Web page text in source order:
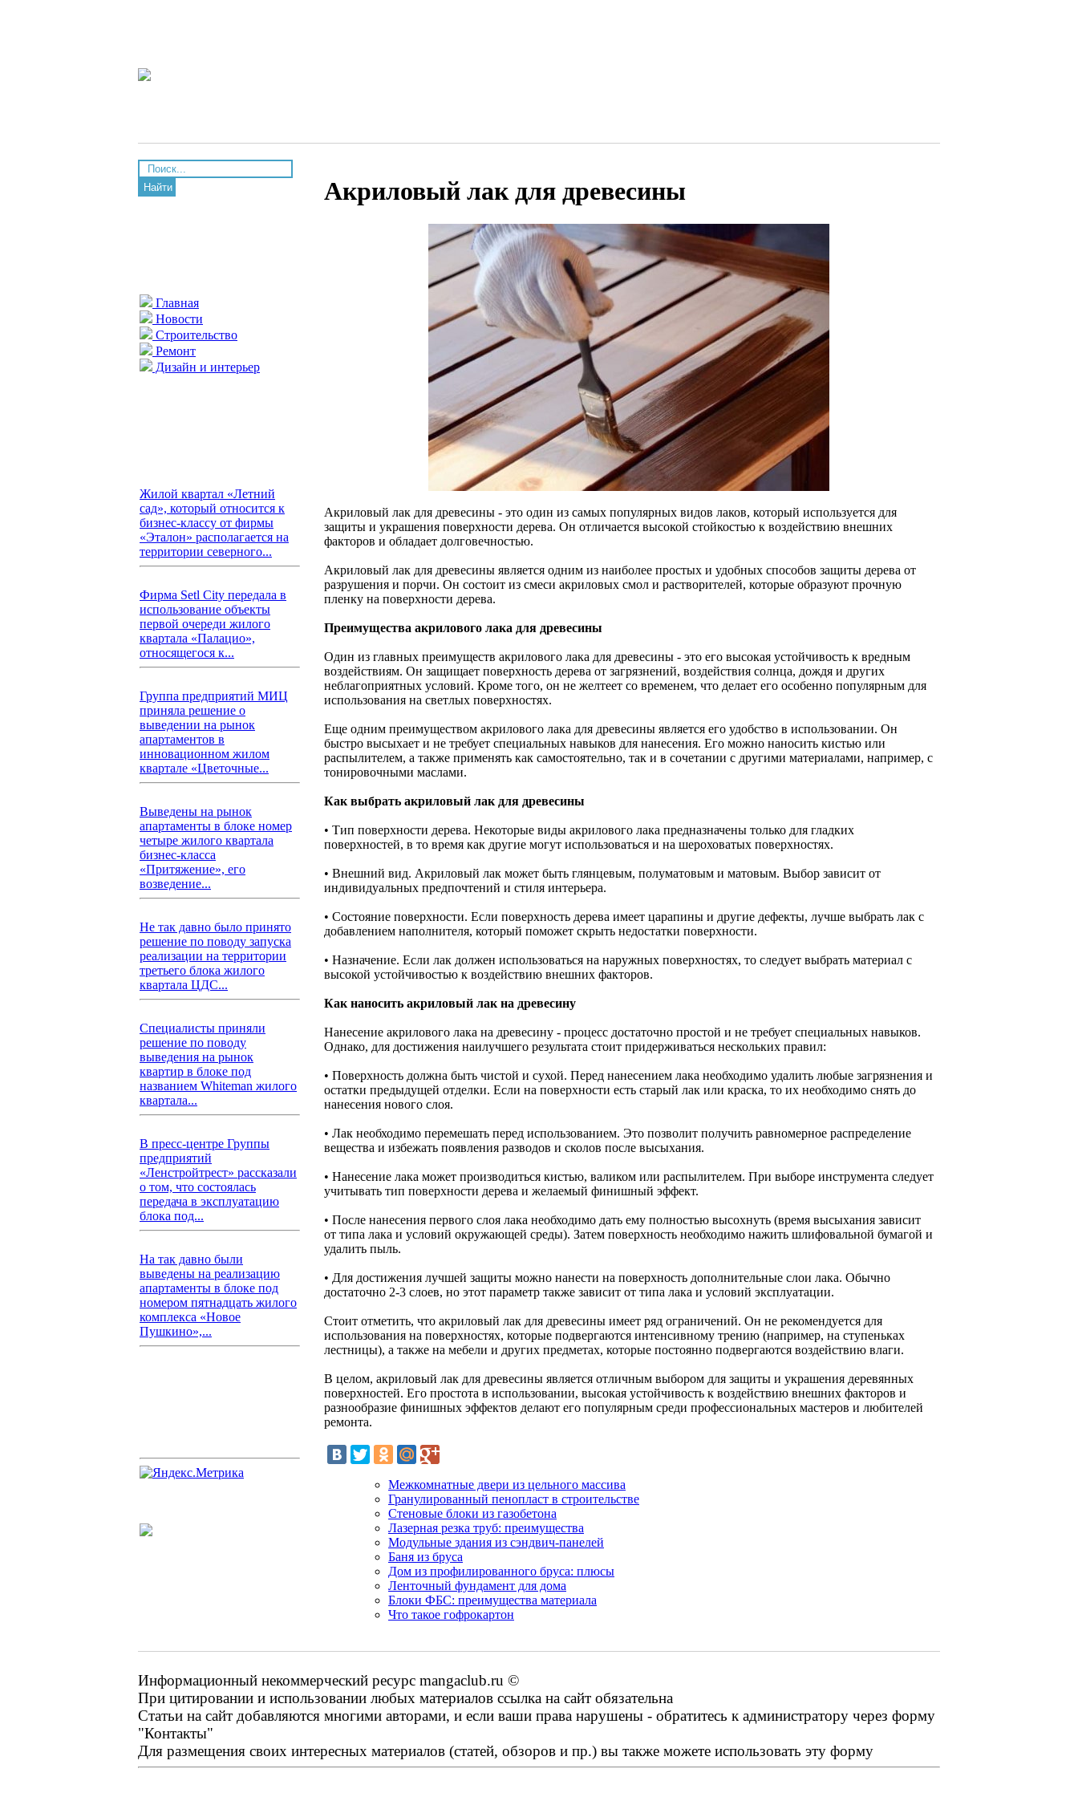
Найти
Главная
Новости
Строительство
Ремонт
Дизайн и интерьер
Жилой квартал «Летний
сад», который относится к
бизнес-классу от фирмы
«Эталон» располагается на
территории северного...
Фирма Setl City передала в
использование объекты
первой очереди жилого
квартала «Палацио»,
относящегося к...
Группа предприятий МИЦ
приняла решение о
выведении на рынок
апартаментов в
инновационном жилом
квартале «Цветочные...
Выведены на рынок
апартаменты в блоке номер
четыре жилого квартала
бизнес-класса
«Притяжение», его
возведение...
Не так давно было принято
решение по поводу запуска
реализации на территории
третьего блока жилого
квартала ЦДС...
Специалисты приняли
решение по поводу
выведения на рынок
квартир в блоке под
названием Whiteman жилого
квартала...
В пресс-центре Группы
предприятий
«Ленстройтрест» рассказали
о том, что состоялась
передача в эксплуатацию
блока под...
На так давно были
выведены на реализацию
апартаменты в блоке под
номером пятнадцать жилого
комплекса «Новое
Пушкино»,...
Акриловый лак для древесины
Акриловый лак для древесины - это один из самых популярных видов лаков, который используется для
защиты и украшения поверхности дерева. Он отличается высокой стойкостью к воздействию внешних
факторов и обладает долговечностью.
Акриловый лак для древесины является одним из наиболее простых и удобных способов защиты дерева от
разрушения и порчи. Он состоит из смеси акриловых смол и растворителей, которые образуют прочную
пленку на поверхности дерева.
Преимущества акрилового лака для древесины
Один из главных преимуществ акрилового лака для древесины - это его высокая устойчивость к вредным
воздействиям. Он защищает поверхность дерева от загрязнений, воздействия солнца, дождя и других
неблагоприятных условий. Кроме того, он не желтеет со временем, что делает его особенно популярным для
использования на светлых поверхностях.
Еще одним преимуществом акрилового лака для древесины является его удобство в использовании. Он
быстро высыхает и не требует специальных навыков для нанесения. Его можно наносить кистью или
распылителем, а также применять как самостоятельно, так и в сочетании с другими материалами, например, с
тонировочными маслами.
Как выбрать акриловый лак для древесины
• Тип поверхности дерева. Некоторые виды акрилового лака предназначены только для гладких
поверхностей, в то время как другие могут использоваться и на шероховатых поверхностях.
• Внешний вид. Акриловый лак может быть глянцевым, полуматовым и матовым. Выбор зависит от
индивидуальных предпочтений и стиля интерьера.
• Состояние поверхности. Если поверхность дерева имеет царапины и другие дефекты, лучше выбрать лак с
добавлением наполнителя, который поможет скрыть недостатки поверхности.
• Назначение. Если лак должен использоваться на наружных поверхностях, то следует выбрать материал с
высокой устойчивостью к воздействию внешних факторов.
Как наносить акриловый лак на древесину
Нанесение акрилового лака на древесину - процесс достаточно простой и не требует специальных навыков.
Однако, для достижения наилучшего результата стоит придерживаться нескольких правил:
• Поверхность должна быть чистой и сухой. Перед нанесением лака необходимо удалить любые загрязнения и
остатки предыдущей отделки. Если на поверхности есть старый лак или краска, то их необходимо снять до
нанесения нового слоя.
• Лак необходимо перемешать перед использованием. Это позволит получить равномерное распределение
вещества и избежать появления разводов и сколов после высыхания.
• Нанесение лака может производиться кистью, валиком или распылителем. При выборе инструмента следует
учитывать тип поверхности дерева и желаемый финишный эффект.
• После нанесения первого слоя лака необходимо дать ему полностью высохнуть (время высыхания зависит
от типа лака и условий окружающей среды). Затем поверхность необходимо нажить шлифовальной бумагой и
удалить пыль.
• Для достижения лучшей защиты можно нанести на поверхность дополнительные слои лака. Обычно
достаточно 2-3 слоев, но этот параметр также зависит от типа лака и условий эксплуатации.
Стоит отметить, что акриловый лак для древесины имеет ряд ограничений. Он не рекомендуется для
использования на поверхностях, которые подвергаются интенсивному трению (например, на ступеньках
лестницы), а также на мебели и других предметах, которые постоянно подвергаются воздействию влаги.
В целом, акриловый лак для древесины является отличным выбором для защиты и украшения деревянных
поверхностей. Его простота в использовании, высокая устойчивость к воздействию внешних факторов и
разнообразие финишных эффектов делают его популярным среди профессиональных мастеров и любителей
ремонта.
Межкомнатные двери из цельного массива
Гранулированный пенопласт в строительстве
Стеновые блоки из газобетона
Лазерная резка труб: преимущества
Модульные здания из сэндвич-панелей
Баня из бруса
Дом из профилированного бруса: плюсы
Ленточный фундамент для дома
Блоки ФБС: преимущества материала
Что такое гофрокартон
Информационный некоммерческий ресурс mangaclub.ru ©
При цитировании и использовании любых материалов ссылка на сайт обязательна
Статьи на сайт добавляются многими авторами, и если ваши права нарушены - обратитесь к администратору через форму
"Контакты"
Для размещения своих интересных материалов (статей, обзоров и пр.) вы также можете использовать эту форму